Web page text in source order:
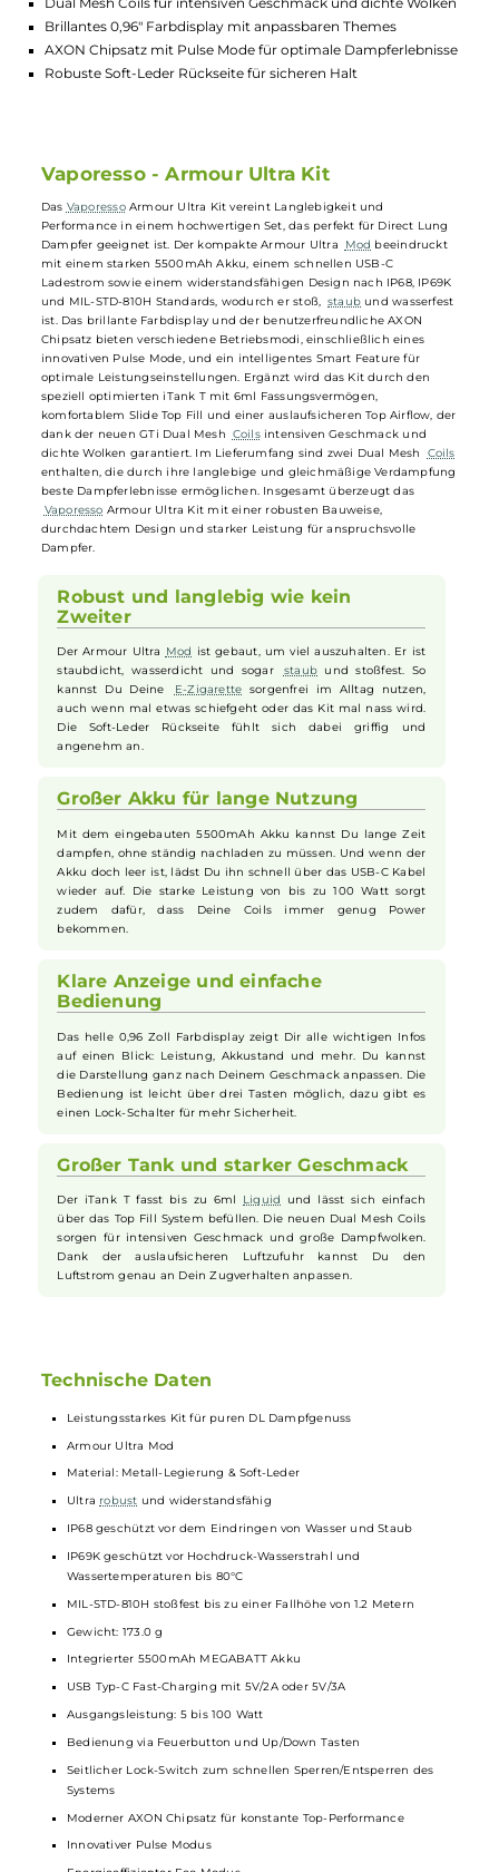
Highlights:
5500mAh Akku für langes Dampfen ohne Nachladen
IP68/69K & MIL-STD-810H Schutz für Outdoor Aktivitäten
AXON Chipsatz mit Pulse Mode für optimale
Robuste Soft-Leder Rückseite für sicheren Halt
Vaporesso - Armour Ultra Kit
DasVaporessoArmour Ultra Kit vereint Langlebigkeit und
Performance in einem hochwertigen Set, das perfekt für Direct Lung
Dampfer geeignet ist. Der kompakte Armour Ultra
mit einem starken 5500mAh Akku, einem schnellen USB-C
Ladestrom sowie einem widerstandsfähigen Design nach IP68,
und MIL-STD-810H Standards, wodurch er stoß, staubund
ist. Das brillante Farbdisplay und der benutzerfreundliche AXON
Chipsatz bieten verschiedene Betriebsmodi, einschließlich eines
innovativen Pulse Mode, und ein intelligentes Smart Feature für
optimale Leistungseinstellungen. Ergänzt wird das Kit durch den
komfortablem Slide Top Fill und einer auslaufsicheren Top Airflow,
dank der neuen GTi Dual Mesh Coilsintensiven Geschmack und
dichte Wolken garantiert. Im Lieferumfang sind zwei Dual Mesh
enthalten, die durch ihre langlebige und gleichmäßige
beste Dampferlebnisse ermöglichen. Insgesamt überzeugt das
VaporessoArmour Ultra Kit mit einer robusten Bauweise,
durchdachtem Design und starker Leistung für anspruchsvolle
Dampfer.
Robust und langlebig wie kein
Zweiter
Der Armour UltraModist gebaut, um viel auszuhalten. Er ist
staubdicht, wasserdicht und sogar staubund stoßfest. So
kannst Du Deine E-Zigarettesorgenfrei im Alltag nutzen,
auch wenn mal etwas schiefgeht oder das Kit mal nass wird.
Die Soft-Leder Rückseite fühlt sich dabei griffig und
Großer Akku für lange Nutzung
Mit dem eingebauten 5500mAh Akku kannst Du lange Zeit
dampfen, ohne ständig nachladen zu müssen. Und wenn der
Akku doch leer ist, lädst Du ihn schnell über das USB-C Kabel
wieder auf. Die starke Leistung von bis zu 100 Watt sorgt
bekommen.
Klare Anzeige und einfache
Bedienung
Das helle 0,96 Zoll Farbdisplay zeigt Dir alle wichtigen Infos
Großer Tank und starker Geschmack
über das Top Fill System befüllen. Die neuen Dual Mesh Coils
sorgen für intensiven Geschmack und große Dampfwolken.
Dank der auslaufsicheren Luftzufuhr kannst Du den
Technische Daten
Material: Metall-Legierung & Soft-Leder
Ultrarobust
IP68 geschützt vor dem Eindringen von Wasser und Staub
IP69K geschützt vor Hochdruck-Wasserstrahl und